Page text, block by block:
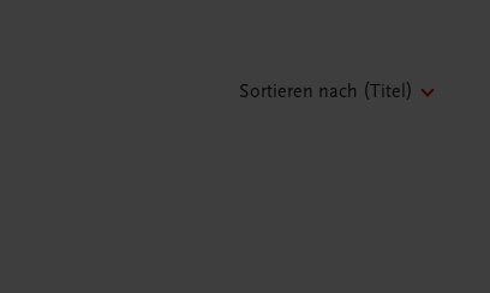
Sortieren nach (Titel)